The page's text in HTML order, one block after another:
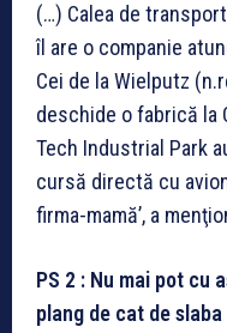
(…) Calea de
îl are o companie
Cei de la Wielputz
deschide o fabrică la
Tech Industrial Park
cursă directă cu
firma-mamă’, a
PS 2 : Nu mai pot cu
plang de cat de